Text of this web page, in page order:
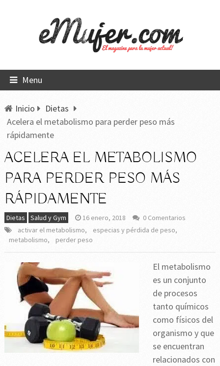
Menu
Inicio
Dietas
Acelera el metabolismo para perder peso más
rápidamente
ACELERA EL METABOLISMO
PARA PERDER PESO MÁS
RÁPIDAMENTE
Dietas Salud y Gym 16 enero, 2018
0 Comentarios
activar el metabolismo, especias y pérdida de peso,
metabolismo, perder peso
El metabolismo
es un conjunto
de procesos
tanto químicos
como físicos del
organismo y que
se encuentran
relacionados con